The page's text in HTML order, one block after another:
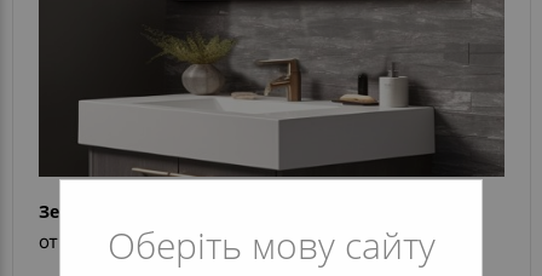
Оберіть мову сайту
Зеркало Teresa Inox
от 11 152 грн